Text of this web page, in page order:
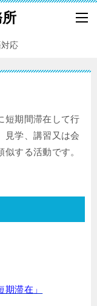
応
短期間滞在して行
見学、講習又は会
する活動です。
滞在」